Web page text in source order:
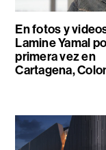
En fotos y
Lamine Yamal
primera vez en
Cartagena,